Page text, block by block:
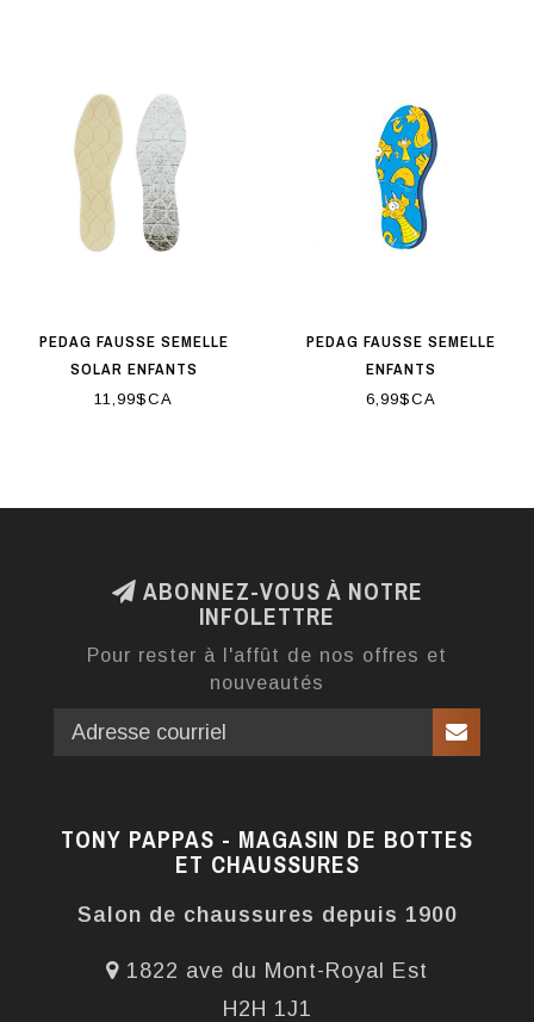
PEDAG FAUSSE SEMELLE
SOLAR ENFANTS
11,99$CA
PEDAG FAUSSE SEMELLE
ENFANTS
6,99$CA
ABONNEZ-VOUS À NOTRE
INFOLETTRE
Pour rester à l'affût de nos offres et
nouveautés
TONY PAPPAS - MAGASIN DE BOTTES
ET CHAUSSURES
Salon de chaussures depuis 1900
1822 ave du Mont-Royal Est
H2H 1J1